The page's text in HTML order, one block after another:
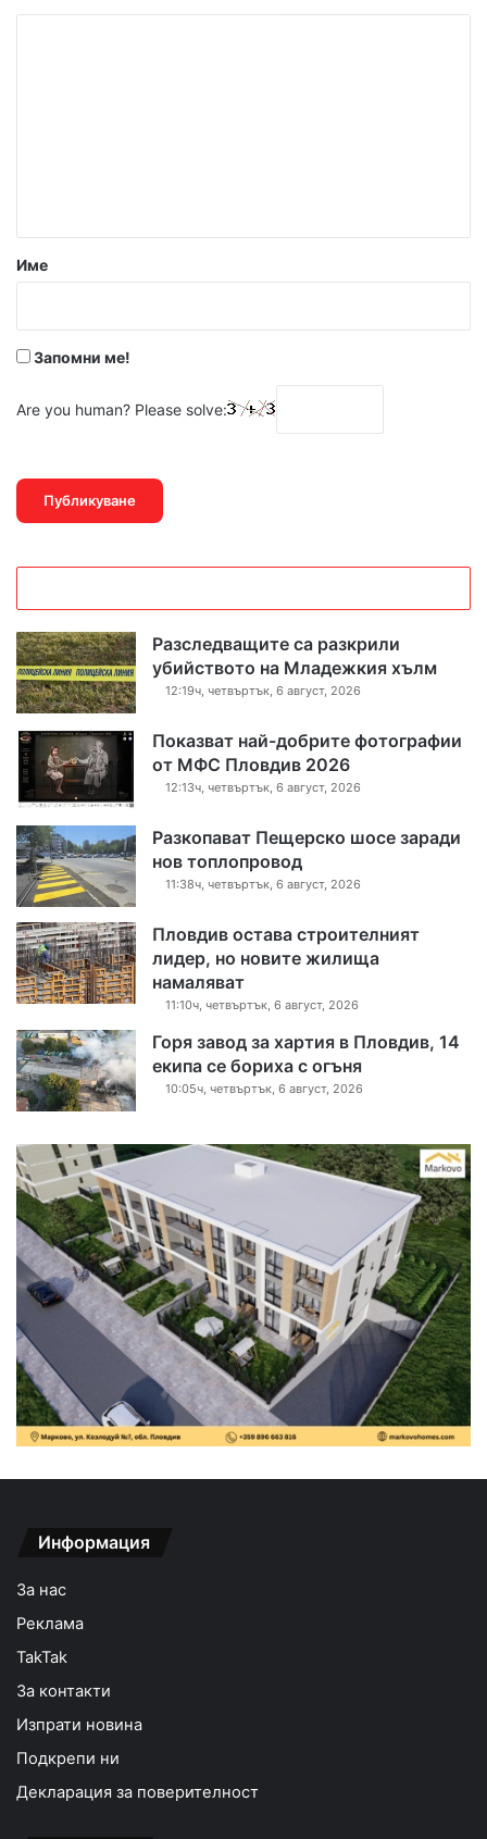
р
Име
Запомни ме!
Are you human? Please solve:
Разследващите са разкрили
убийството на Младежкия хълм
12:19ч, четвъртък, 6 август, 2026
Показват най-добрите фотографии
от МФС Пловдив 2026
12:13ч, четвъртък, 6 август, 2026
Разкопават Пещерско шосе заради
нов топлопровод
11:38ч, четвъртък, 6 август, 2026
Пловдив остава строителният
лидер, но новите жилища
намаляват
11:10ч, четвъртък, 6 август, 2026
Горя завод за хартия в Пловдив, 14
екипа се бориха с огъня
10:05ч, четвъртък, 6 август, 2026
Информация
За нас
Реклама
TakTak
За контакти
Изпрати новина
Подкрепи ни
Декларация за поверителност